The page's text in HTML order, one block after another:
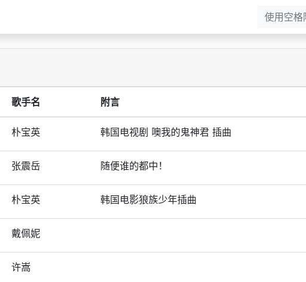
歌手名 附言
朴宝英 韩国电视剧 噢我的鬼神君 插曲
张震岳 随便谁的都中！
朴宝英 韩国电影狼族少年插曲
戴佩妮
许嵩